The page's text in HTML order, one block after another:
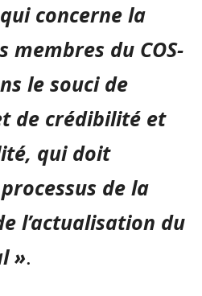
concerne la
membres du COS-
le souci de
de crédibilité et
qui doit
de la
l’actualisation du
».